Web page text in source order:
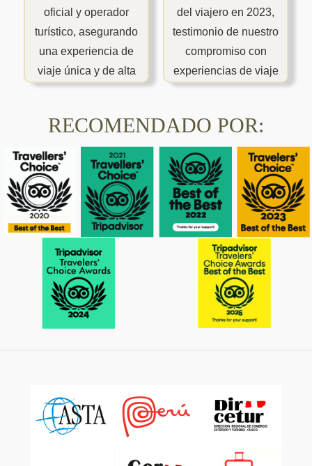
oficial y operador
turístico, asegurando
una experiencia de
viaje única y de alta
del viajero en 2023,
testimonio de nuestro
compromiso con
experiencias de viaje
RECOMENDADO POR: